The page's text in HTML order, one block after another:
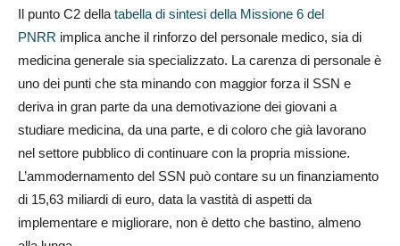
Il punto C2 della tabella di sintesi della Missione 6 del
PNRR implica anche il rinforzo del personale medico, sia di
medicina generale sia specializzato. La carenza di personale è
uno dei punti che sta minando con maggior forza il SSN e
deriva in gran parte da una demotivazione dei giovani a
studiare medicina, da una parte, e di coloro che già lavorano
nel settore pubblico di continuare con la propria missione.
L’ammodernamento del SSN può contare su un finanziamento
di 15,63 miliardi di euro, data la vastità di aspetti da
implementare e migliorare, non è detto che bastino, almeno